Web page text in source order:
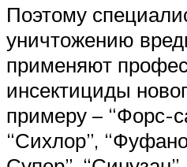
Поэтому
уничтожению
применяют
инсектициды
примеру – “Форс-
“Сихлор”,